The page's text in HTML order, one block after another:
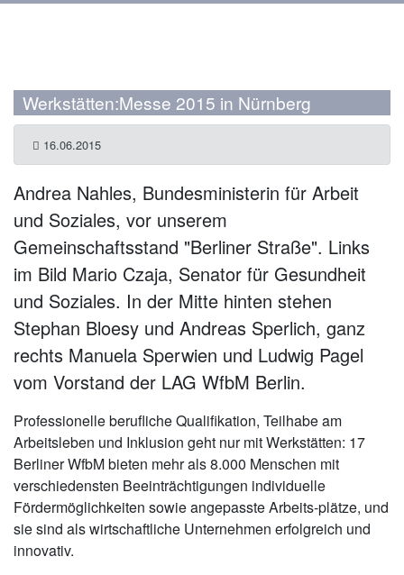
Werkstätten:Messe 2015 in Nürnberg
16.06.2015
Andrea Nahles, Bundesministerin für Arbeit
und Soziales, vor unserem
Gemeinschaftsstand "Berliner Straße". Links
im Bild Mario Czaja, Senator für Gesundheit
und Soziales. In der Mitte hinten stehen
Stephan Bloesy und Andreas Sperlich, ganz
rechts Manuela Sperwien und Ludwig Pagel
vom Vorstand der LAG WfbM Berlin.
Professionelle berufliche Qualifikation, Teilhabe am
Arbeitsleben und Inklusion geht nur mit Werkstätten: 17
Berliner WfbM bieten mehr als 8.000 Menschen mit
verschiedensten Beeinträchtigungen individuelle
Fördermöglichkeiten sowie angepasste Arbeits-plätze, und
sie sind als wirtschaftliche Unternehmen erfolgreich und
innovativ.